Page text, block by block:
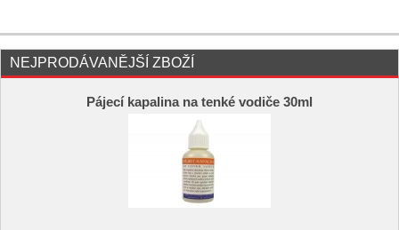
NEJPRODÁVANĚJŠÍ ZBOŽÍ
Pájecí kapalina na tenké vodiče 30ml